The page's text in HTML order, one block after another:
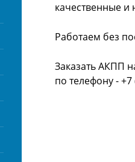
качественные и
Работаем без
Заказать АКПП
по телефону -